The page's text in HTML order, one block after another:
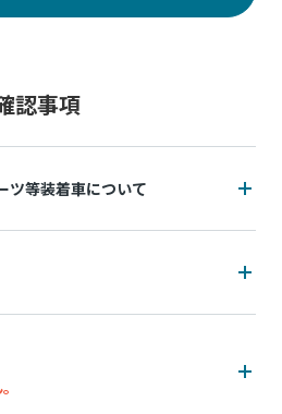
認事項
ツ等装着車について
合は都度お客様と連絡を取りなが
発生する可能性がございます。